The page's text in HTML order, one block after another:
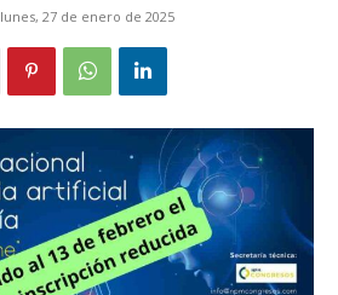
lunes, 27 de enero de 2025